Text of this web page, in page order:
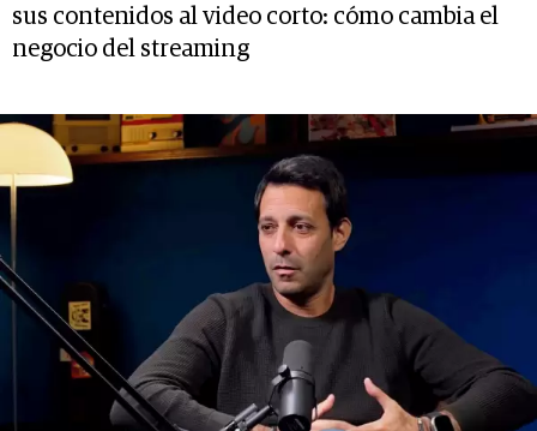
sus contenidos al video corto: cómo cambia el
negocio del streaming